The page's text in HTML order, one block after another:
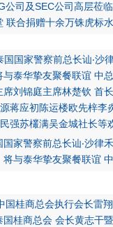
公司及SEC公司高层莅
联合捐赠十余万铢虎标
国家警察前总长讪‧沙律
将与泰华挚友聚餐联谊